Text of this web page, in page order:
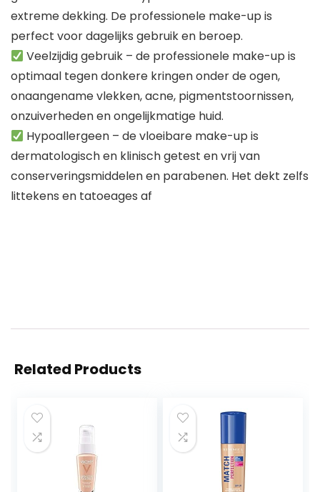
extreme dekking. De professionele make-up is
perfect voor dagelijks gebruik en beroep.
Veelzijdig gebruik – de professionele make-up is
optimaal tegen donkere kringen onder de ogen,
onaangename vlekken, acne, pigmentstoornissen,
onzuiverheden en ongelijkmatige huid.
Hypoallergeen – de vloeibare make-up is
dermatologisch en klinisch getest en vrij van
conserveringsmiddelen en parabenen. Het dekt zelfs
littekens en tatoeages af
Related Products